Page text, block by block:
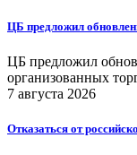
ЦБ предложил
ЦБ предложил
организованных
7 августа 2026
Отказаться от